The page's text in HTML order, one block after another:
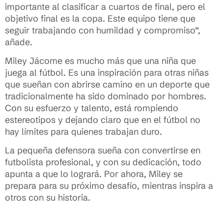
importante al clasificar a cuartos de final, pero el
objetivo final es la copa. Este equipo tiene que
seguir trabajando con humildad y compromiso”,
añade.
Miley Jácome es mucho más que una niña que
juega al fútbol. Es una inspiración para otras niñas
que sueñan con abrirse camino en un deporte que
tradicionalmente ha sido dominado por hombres.
Con su esfuerzo y talento, está rompiendo
estereotipos y dejando claro que en el fútbol no
hay límites para quienes trabajan duro.
La pequeña defensora sueña con convertirse en
futbolista profesional, y con su dedicación, todo
apunta a que lo logrará. Por ahora, Miley se
prepara para su próximo desafío, mientras inspira a
otros con su historia.